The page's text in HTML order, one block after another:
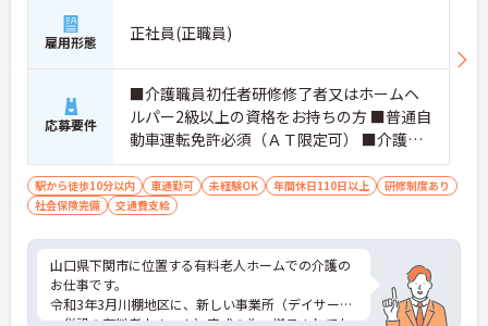
雇用形態 正社員(正職員)
応募要件
■介護職員初任者研修修了者又はホームヘ
ルパー2級以上の資格をお持ちの方 ■普通自
動車運転免許必須（ＡＴ限定可） ■介護職
経験あれば尚可
駅から徒歩10分以内 車通勤可 未経験OK 年間休日110日以上
研修制度あり
社会保険完備
交通費支給
山口県下関市に位置する有料老人ホームでの介護の
お仕事です。
令和3年3月川棚地区に、新しい事業所（デイサービ